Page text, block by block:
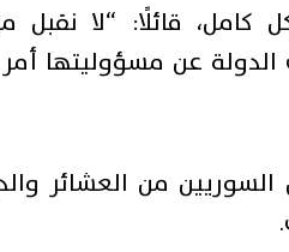
كامل، قائلًا: “لا
عن مسؤوليتها
من العشائر